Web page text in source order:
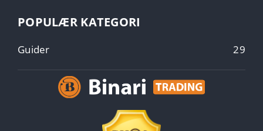
POPULÆR KATEGORI
Guider 29